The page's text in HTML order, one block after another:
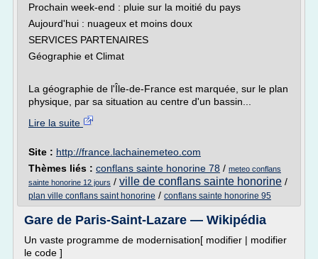
Prochain week-end : pluie sur la moitié du pays
Aujourd'hui : nuageux et moins doux
SERVICES PARTENAIRES
Géographie et Climat
La géographie de l'Île-de-France est marquée, sur le plan
physique, par sa situation au centre d'un bassin...
Lire la suite
Site : http://france.lachainemeteo.com
Thèmes liés : conflans sainte honorine 78 / meteo conflans
sainte honorine 12 jours / ville de conflans sainte honorine /
plan ville conflans saint honorine / conflans sainte honorine 95
Gare de Paris-Saint-Lazare — Wikipédia
Un vaste programme de modernisation[ modifier | modifier
le code ]